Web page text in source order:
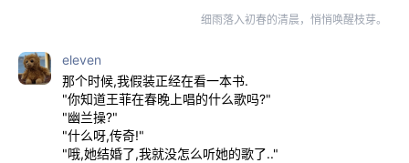
细雨落入初春的清晨，悄悄唤醒枝芽。
eleven
那个时候,我假装正经在看一本书.
"你知道王菲在春晚上唱的什么歌吗?"
"幽兰操?"
"什么呀,传奇!"
"哦,她结婚了,我就没怎么听她的歌了.."